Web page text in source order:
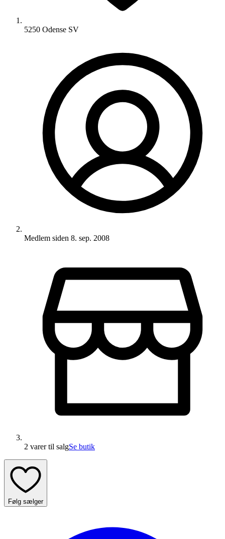
5250 Odense SV
Medlem siden 8. sep. 2008
2 varertil salgSe butik
Følg sælger